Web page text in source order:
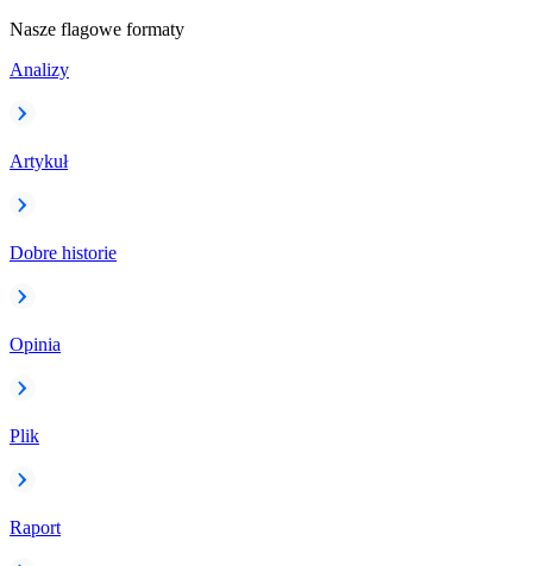
Nasze flagowe formaty
Analizy
Artykuł
Dobre historie
Opinia
Plik
Raport